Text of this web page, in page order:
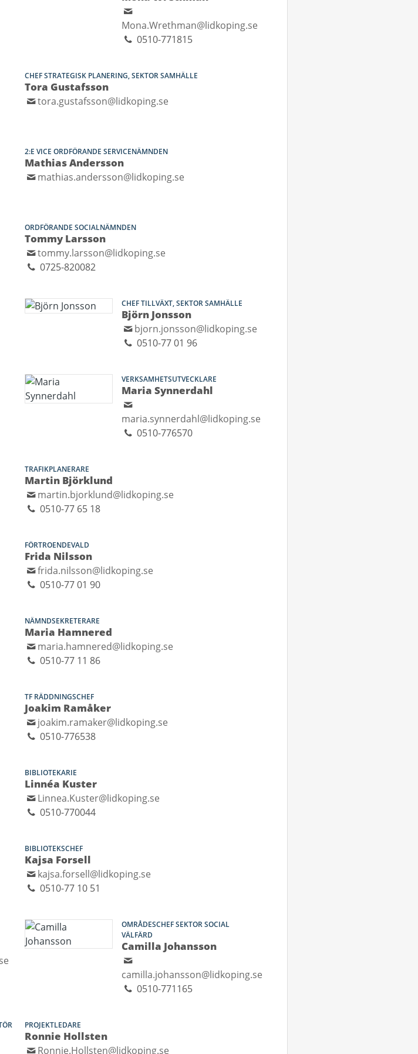
Mona.Wrethman@lidkoping.se
0510-771815
CHEF STRATEGISK PLANERING, SEKTOR SAMHÄLLE
Tora Gustafsson
tora.gustafsson@lidkoping.se
2:E VICE ORDFÖRANDE SERVICENÄMNDEN
Mathias Andersson
mathias.andersson@lidkoping.se
ORDFÖRANDE SOCIALNÄMNDEN
Tommy Larsson
tommy.larsson@lidkoping.se
0725-820082
CHEF TILLVÄXT, SEKTOR SAMHÄLLE
Björn Jonsson
bjorn.jonsson@lidkoping.se
0510-77 01 96
VERKSAMHETSUTVECKLARE
Maria Synnerdahl
maria.synnerdahl@lidkoping.se
0510-776570
TRAFIKPLANERARE
Martin Björklund
martin.bjorklund@lidkoping.se
0510-77 65 18
FÖRTROENDEVALD
Frida Nilsson
frida.nilsson@lidkoping.se
0510-77 01 90
NÄMNDSEKRETERARE
Maria Hamnered
maria.hamnered@lidkoping.se
0510-77 11 86
TF RÄDDNINGSCHEF
Joakim Ramåker
joakim.ramaker@lidkoping.se
0510-776538
BIBLIOTEKARIE
Linnéa Kuster
Linnea.Kuster@lidkoping.se
0510-770044
BIBLIOTEKSCHEF
Kajsa Forsell
kajsa.forsell@lidkoping.se
0510-77 10 51
OMRÅDESCHEF SEKTOR SOCIAL
VÄLFÄRD
Camilla Johansson
camilla.johansson@lidkoping.se
0510-771165
PROJEKTLEDARE
Ronnie Hollsten
Ronnie.Hollsten@lidkoping.se